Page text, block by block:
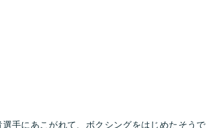
手にあこがれて、ボクシングをはじめたそうで